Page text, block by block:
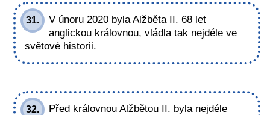
31.
V únoru 2020 byla Alžběta II. 68 let
anglickou královnou, vládla tak nejdéle ve
světové historii.
32.
Před královnou Alžbětou II. byla nejdéle